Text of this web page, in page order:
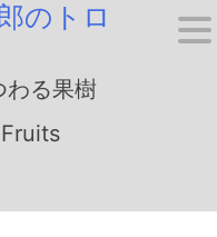
のトロ
わる果樹